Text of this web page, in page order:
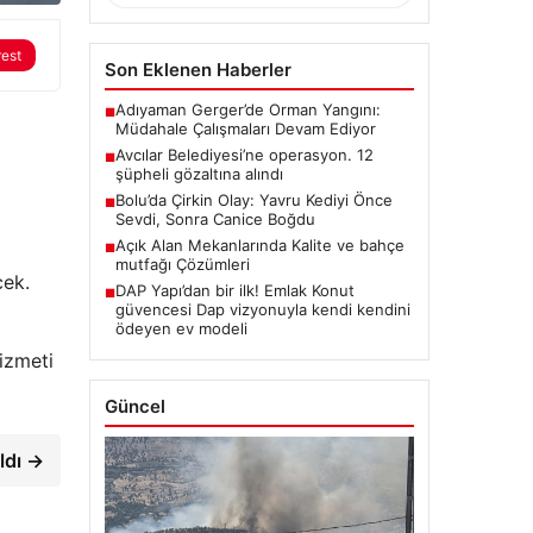
→
Son Eklenen Haberler
■Adıyaman Gerger’de Orman Yangını:
Müdahale Çalışmaları Devam Ediyor
■Avcılar Belediyesi’ne operasyon. 12
şüpheli gözaltına alındı
■Bolu’da Çirkin Olay: Yavru Kediyi Önce
Sevdi, Sonra Canice Boğdu
■Açık Alan Mekanlarında Kalite ve bahçe
mutfağı Çözümleri
■DAP Yapı’dan bir ilk! Emlak Konut
güvencesi Dap vizyonuyla kendi kendini
ödeyen ev modeli
Güncel